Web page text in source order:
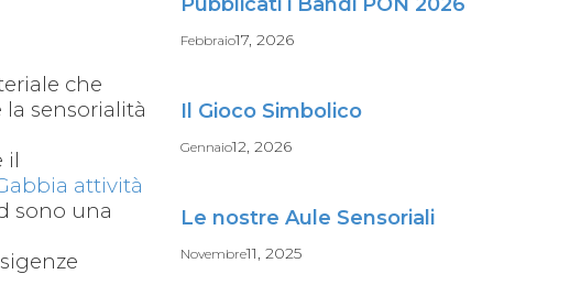
che
sensorialità
il
attività
sono una
Febbraio17, 2026
Il Gioco Simbolico
Gennaio12, 2026
Le nostre Aule Sensoriali
Novembre11, 2025